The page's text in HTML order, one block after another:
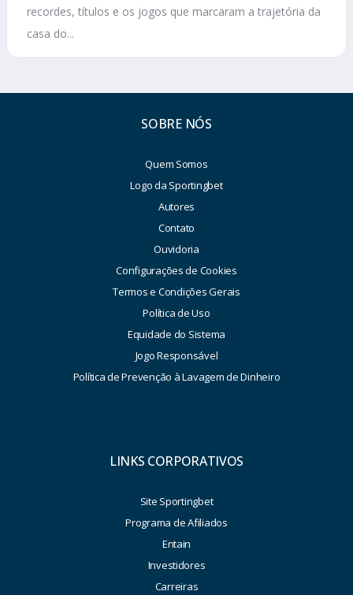
recordes, títulos e os jogos que marcaram a trajetória da
casa do...
SOBRE NÓS
Quem Somos
Logo da Sportingbet
Autores
Contato
Ouvidoria
Configurações de Cookies
Termos e Condições Gerais
Política de Uso
Equidade do Sistema
Jogo Responsável
Política de Prevenção à Lavagem de Dinheiro
LINKS CORPORATIVOS
Site Sportingbet
Programa de Afiliados
Entain
Investidores
Carreiras